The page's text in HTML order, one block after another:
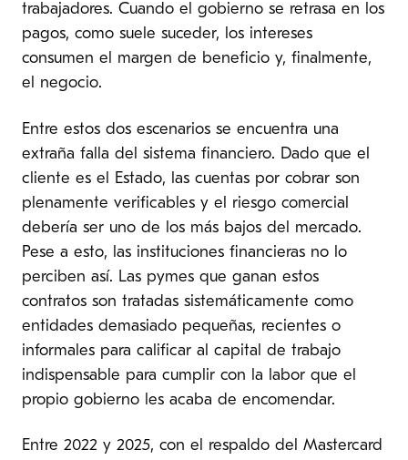
trabajadores. Cuando el gobierno se retrasa en los
pagos, como suele suceder, los intereses
consumen el margen de beneficio y, finalmente,
el negocio.
Entre estos dos escenarios se encuentra una
extraña falla del sistema financiero. Dado que el
cliente es el Estado, las cuentas por cobrar son
plenamente verificables y el riesgo comercial
debería ser uno de los más bajos del mercado.
Pese a esto, las instituciones financieras no lo
perciben así. Las pymes que ganan estos
contratos son tratadas sistemáticamente como
entidades demasiado pequeñas, recientes o
informales para calificar al capital de trabajo
indispensable para cumplir con la labor que el
propio gobierno les acaba de encomendar.
Entre 2022 y 2025, con el respaldo del Mastercard